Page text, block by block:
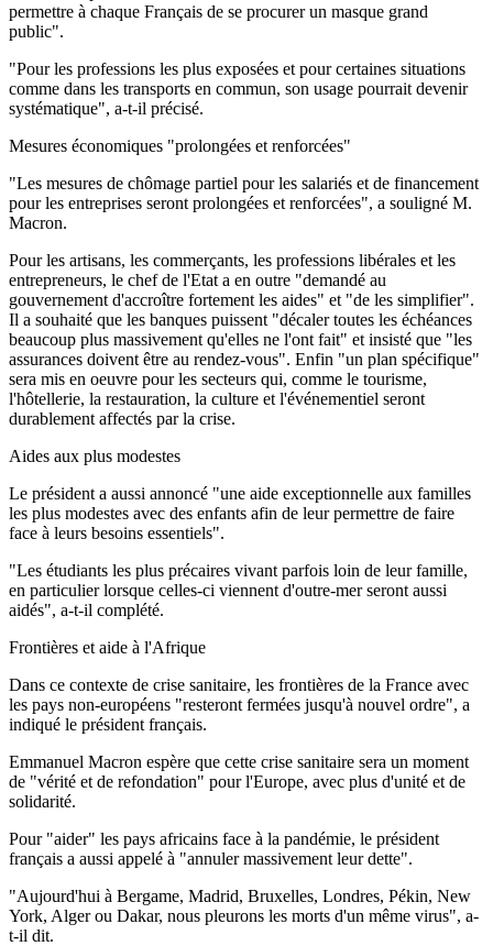
permettre à chaque Français de se procurer un masque grand
public".
"Pour les professions les plus exposées et pour certaines situations
comme dans les transports en commun, son usage pourrait devenir
systématique", a-t-il précisé.
Mesures économiques "prolongées et renforcées"
"Les mesures de chômage partiel pour les salariés et de financement
pour les entreprises seront prolongées et renforcées", a souligné M.
Macron.
Pour les artisans, les commerçants, les professions libérales et les
entrepreneurs, le chef de l'Etat a en outre "demandé au
gouvernement d'accroître fortement les aides" et "de les simplifier".
Il a souhaité que les banques puissent "décaler toutes les échéances
beaucoup plus massivement qu'elles ne l'ont fait" et insisté que "les
assurances doivent être au rendez-vous". Enfin "un plan spécifique"
sera mis en oeuvre pour les secteurs qui, comme le tourisme,
l'hôtellerie, la restauration, la culture et l'événementiel seront
durablement affectés par la crise.
Aides aux plus modestes
Le président a aussi annoncé "une aide exceptionnelle aux familles
les plus modestes avec des enfants afin de leur permettre de faire
face à leurs besoins essentiels".
"Les étudiants les plus précaires vivant parfois loin de leur famille,
en particulier lorsque celles-ci viennent d'outre-mer seront aussi
aidés", a-t-il complété.
Frontières et aide à l'Afrique
Dans ce contexte de crise sanitaire, les frontières de la France avec
les pays non-européens "resteront fermées jusqu'à nouvel ordre", a
indiqué le président français.
Emmanuel Macron espère que cette crise sanitaire sera un moment
de "vérité et de refondation" pour l'Europe, avec plus d'unité et de
solidarité.
Pour "aider" les pays africains face à la pandémie, le président
français a aussi appelé à "annuler massivement leur dette".
"Aujourd'hui à Bergame, Madrid, Bruxelles, Londres, Pékin, New
York, Alger ou Dakar, nous pleurons les morts d'un même virus", a-
t-il dit.